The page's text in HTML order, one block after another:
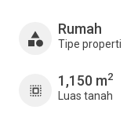
Rumah
Tipe properti
1,150 m2
Luas tanah